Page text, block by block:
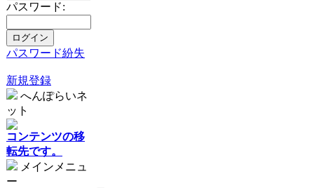
パスワード:
パスワード紛失
新規登録
へんぽらいネ
ット
コンテンツの移
転先です。
メインメニュ
ー